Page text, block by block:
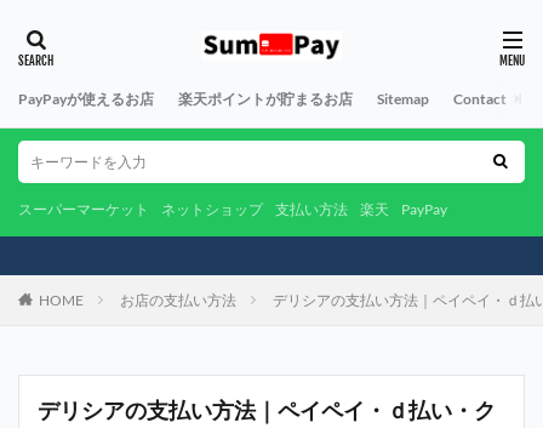
PayPayが使えるお店 楽天ポイントが貯まるお店 Sitemap Contact
スーパーマーケット ネットショップ 支払い方法 楽天 PayPay
HOME お店の支払い方法 デリシアの支払い方法｜ペイペイ・ｄ
デリシアの支払い方法｜ペイペイ・ｄ払い・ク